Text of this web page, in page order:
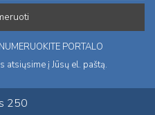
PORTALO
atsiųsime į Jūsų el. paštą.
250